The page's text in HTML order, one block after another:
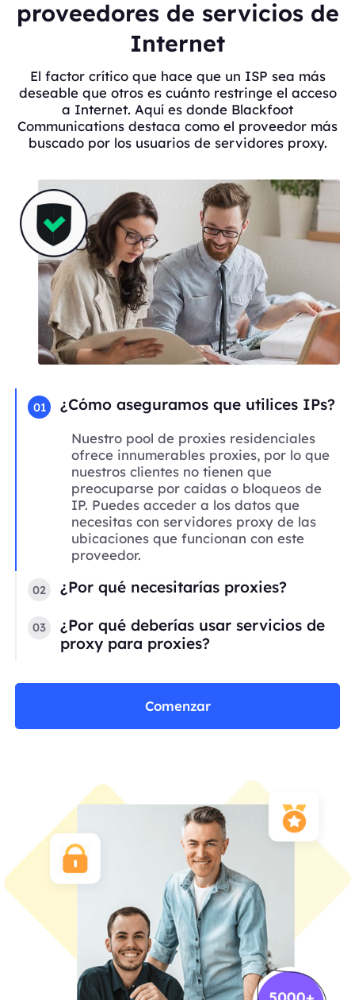
proveedores de servicios de
Internet
El factor crítico que hace que un ISP sea más
deseable que otros es cuánto restringe el acceso
a Internet. Aquí es donde Blackfoot
Communications destaca como el proveedor más
buscado por los usuarios de servidores proxy.
01 ¿Cómo aseguramos que utilices IPs?
Nuestro pool de proxies residenciales
ofrece innumerables proxies, por lo que
nuestros clientes no tienen que
preocuparse por caídas o bloqueos de
IP. Puedes acceder a los datos que
necesitas con servidores proxy de las
ubicaciones que funcionan con este
proveedor.
02 ¿Por qué necesitarías proxies?
03
¿Por qué deberías usar servicios de
proxy para proxies?
Comenzar